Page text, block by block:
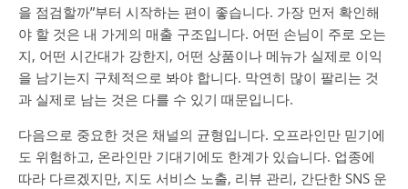
을 점검할까”부터 시작하는 편이 좋습니다. 가장 먼저 확인해
야 할 것은 내 가게의 매출 구조입니다. 어떤 손님이 주로 오는
지, 어떤 시간대가 강한지, 어떤 상품이나 메뉴가 실제로 이익
을 남기는지 구체적으로 봐야 합니다. 막연히 많이 팔리는 것
과 실제로 남는 것은 다를 수 있기 때문입니다.
다음으로 중요한 것은 채널의 균형입니다. 오프라인만 믿기에
도 위험하고, 온라인만 기대기에도 한계가 있습니다. 업종에
따라 다르겠지만, 지도 서비스 노출, 리뷰 관리, 간단한 SNS 운